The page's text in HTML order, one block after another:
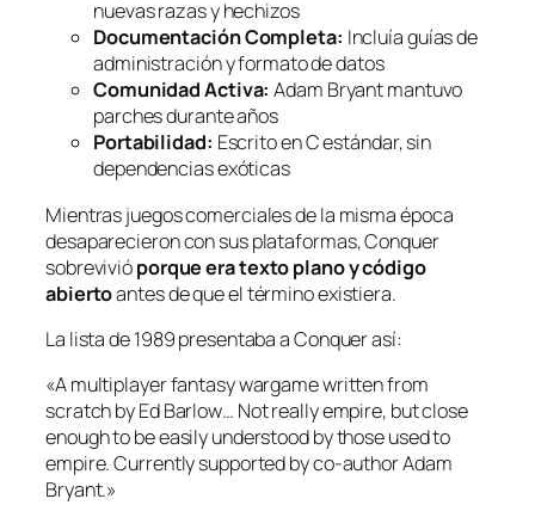
nuevas razas y hechizos
Documentación Completa: Incluía guías de
administración y formato de datos
Comunidad Activa: Adam Bryant mantuvo
parches durante años
Portabilidad: Escrito en C estándar, sin
dependencias exóticas
Mientras juegos comerciales de la misma época
desaparecieron con sus plataformas, Conquer
sobrevivióporque era texto plano y código
abiertoantes de que el término existiera.
La lista de 1989 presentaba a Conquer así:
«A multiplayer fantasy wargame written from
scratch by Ed Barlow… Not really empire, but close
enough to be easily understood by those used to
empire. Currently supported by co-author Adam
Bryant.»